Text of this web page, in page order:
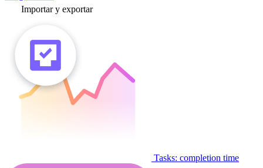
Importar y exportar
Tasks: completion time